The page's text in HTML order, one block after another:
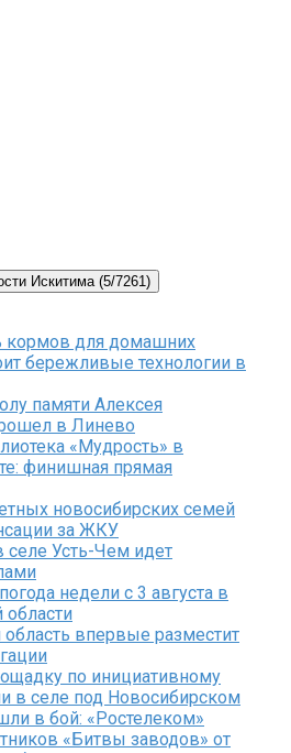
Искитима (5/7261)
кормов для домашних
бережливые технологии в
памяти Алексея
в Линево
«Мудрость» в
финишная прямая
новосибирских семей
за ЖКУ
селе Усть-Чем идет
недели с 3 августа в
области
впервые разместит
по инициативному
в селе под Новосибирском
в бой: «Ростелеком»
«Битвы заводов» от